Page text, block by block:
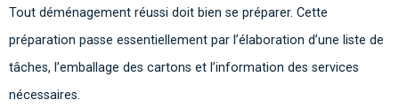
Tout déménagement réussi doit bien se préparer. Cette
préparation passe essentiellement par l’élaboration d’une liste de
tâches, l’emballage des cartons et l’information des services
nécessaires.